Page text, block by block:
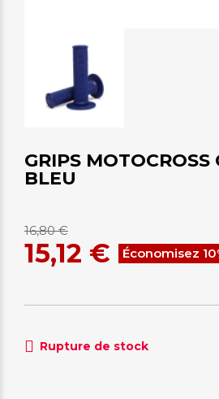
GRIPS MOTOCROSS
BLEU
16,80 €
15,12 € Économisez
Rupture de stock